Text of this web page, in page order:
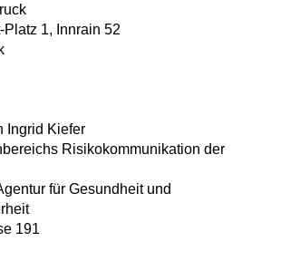
1, Innrain 52
Ingrid Kiefer
Risikokommunikation der
für Gesundheit und
191